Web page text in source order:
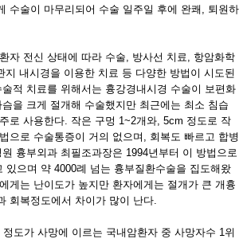
수술이 마무리되어 수술 일주일 후에 완쾌, 퇴원하
자 전신 상태에 따라 수술, 방사선 치료, 항암화학
지 내시경을 이용한 치료 등 다양한 방법이 시도된
적 치료를 위해서는 흉강경내시경 수술이 보편화
을 크게 절개해 수술했지만 최근에는 최소 침습
로 사용한다. 작은 구멍 1~2개와, 5cm 정도로 작
으로 수술통증이 거의 없으며, 회복도 빠르고 합병
흉부외과 최필조과장은 1994년부터 이 방법으로
있으며 약 4000례 넘는 흉부질환수술을 집도해왔
게는 난이도가 높지만 환자에게는 절개가 큰 개흉
회복정도에서 차이가 많이 난다.
도가 사망에 이르는 국내암환자 중 사망자수 1위